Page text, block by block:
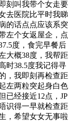
刻叫我带个女走要
去医院比平时我睇
的话点点应该系突
左个女返屋企，点
度，食完早餐后
大概38度，我帮距
时38.5度我记得寻
，我即刻再检查距
左两粒突起身白色
已经接近12点，JP
识得一早就检查距
，希望女女无事啦